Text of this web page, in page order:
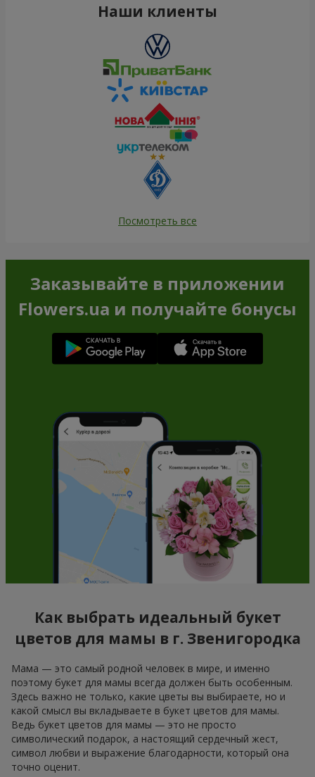
Наши клиенты
Посмотреть все
Заказывайте в приложении
Flowers.ua и получайте бонусы
Как выбрать идеальный букет
цветов для мамы в г. Звенигородка
Мама — это самый родной человек в мире, и именно
поэтому букет для мамы всегда должен быть особенным.
Здесь важно не только, какие цветы вы выбираете, но и
какой смысл вы вкладываете в букет цветов для мамы.
Ведь букет цветов для мамы — это не просто
символический подарок, а настоящий сердечный жест,
символ любви и выражение благодарности, который она
точно оценит.